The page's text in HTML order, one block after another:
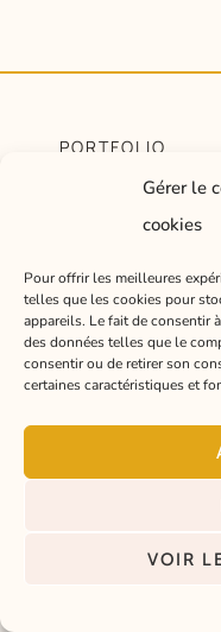
Gérer le
cookies
Pour offrir les meilleures
telles que les cookies pour
appareils. Le fait de consentir
des données telles que le
consentir ou de retirer son
certaines caractéristiques et
VOIR
PORTFOLIO
PRESTATIONS
CONTACT
À PROPOS